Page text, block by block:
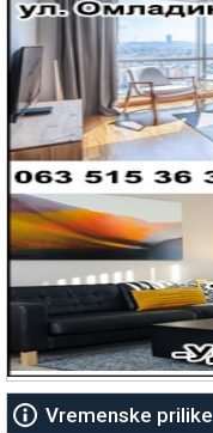
Vremenske prilike